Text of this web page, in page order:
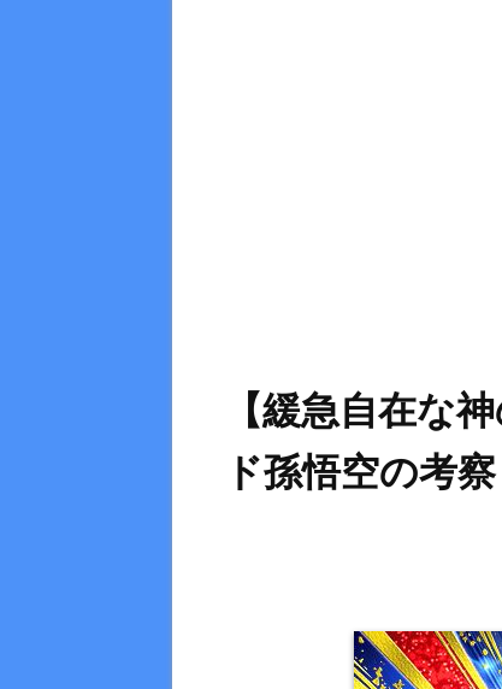
【緩急自在な
ド孫悟空の考